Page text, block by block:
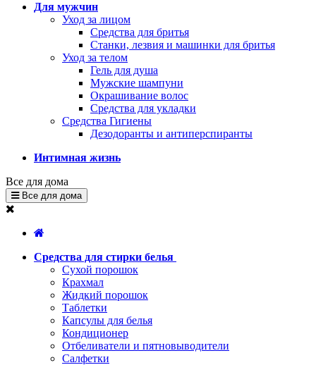
Для мужчин
Уход за лицом
Средства для бритья
Станки, лезвия и машинки для бритья
Уход за телом
Гель для душа
Мужские шампуни
Окрашивание волос
Средства для укладки
Средства Гигиены
Дезодоранты и антиперспиранты
Интимная жизнь
Все для дома
Все для дома
Средства для стирки белья
Сухой порошок
Крахмал
Жидкий порошок
Таблетки
Капсулы для белья
Кондиционер
Отбеливатели и пятновыводители
Салфетки